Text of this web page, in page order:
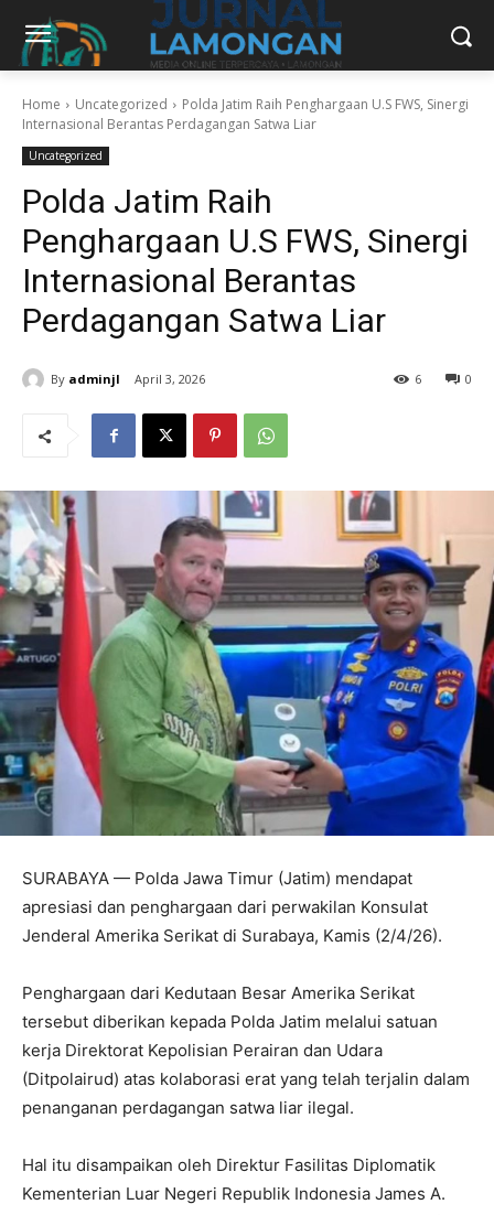
Home Uncategorized
Polda Jatim Raih Penghargaan U.S FWS, Sinergi
Internasional Berantas Perdagangan Satwa Liar
Uncategorized
Polda Jatim Raih
Penghargaan U.S FWS, Sinergi
Internasional Berantas
Perdagangan Satwa Liar
By adminjl April 3, 2026 0
6
SURABAYA — Polda Jawa Timur (Jatim) mendapat
apresiasi dan penghargaan dari perwakilan Konsulat
Jenderal Amerika Serikat di Surabaya, Kamis (2/4/26).
Penghargaan dari Kedutaan Besar Amerika Serikat
tersebut diberikan kepada Polda Jatim melalui satuan
kerja Direktorat Kepolisian Perairan dan Udara
(Ditpolairud) atas kolaborasi erat yang telah terjalin dalam
penanganan perdagangan satwa liar ilegal.
Hal itu disampaikan oleh Direktur Fasilitas Diplomatik
Kementerian Luar Negeri Republik Indonesia James A.